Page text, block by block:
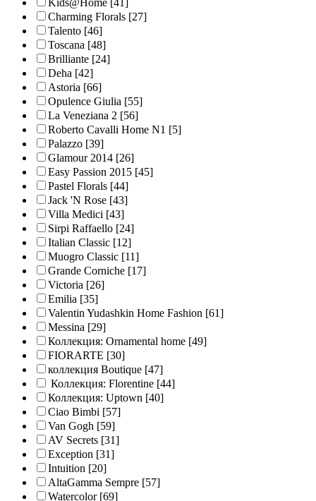
Kids@Home [41]
Charming Florals [27]
Talento [46]
Toscana [48]
Brilliante [24]
Deha [42]
Astoria [66]
Opulence Giulia [55]
La Veneziana 2 [56]
Roberto Cavalli Home N1 [5]
Palazzo [39]
Glamour 2014 [26]
Easy Passion 2015 [45]
Pastel Florals [44]
Jack 'N Rose [43]
Villa Medici [43]
Sirpi Raffaello [24]
Italian Classic [12]
Muogro Сlassic [11]
Grande Corniche [17]
Victoria [26]
Emilia [35]
Valentin Yudashkin Home Fashion [61]
Messina [29]
Коллекция: Ornamental home [49]
FIORARTE [30]
коллекция Boutique [47]
Коллекция: Florentine [44]
Коллекция: Uptown [40]
Ciao Bimbi [57]
Van Gogh [59]
AV Secrets [31]
Exception [31]
Intuition [20]
AltaGamma Sempre [57]
Watercolor [69]